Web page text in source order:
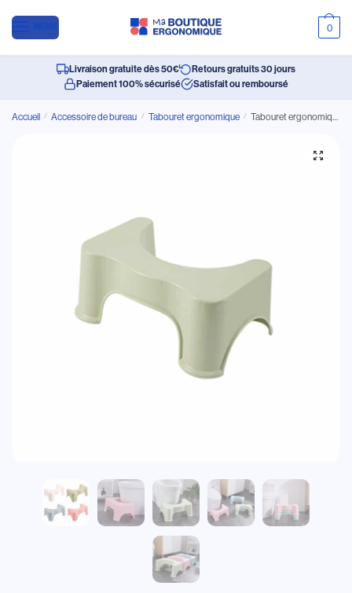
MENU 0
Livraison gratuite dès 50€
Retours gratuits 30 jours
Paiement 100% sécurisé
Satisfait ou remboursé
Accueil / Accessoire de bureau / Tabouret ergonomique / Tabouret ergonomique pour les toilettes